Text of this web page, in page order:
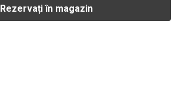
Rezervați în magazin